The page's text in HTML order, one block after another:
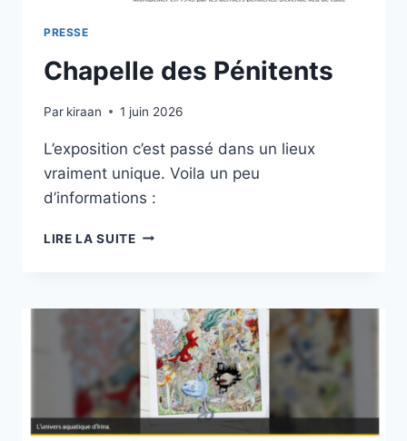
PRESSE
Chapelle des Pénitents
Par kiraan 1 juin 2026
L’exposition c’est passé dans un lieux
vraiment unique. Voila un peu
d’informations :
LIRE LA SUITECHAPELLE